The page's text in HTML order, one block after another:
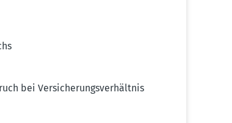
bei Versi­che­rungs­ver­hältnis